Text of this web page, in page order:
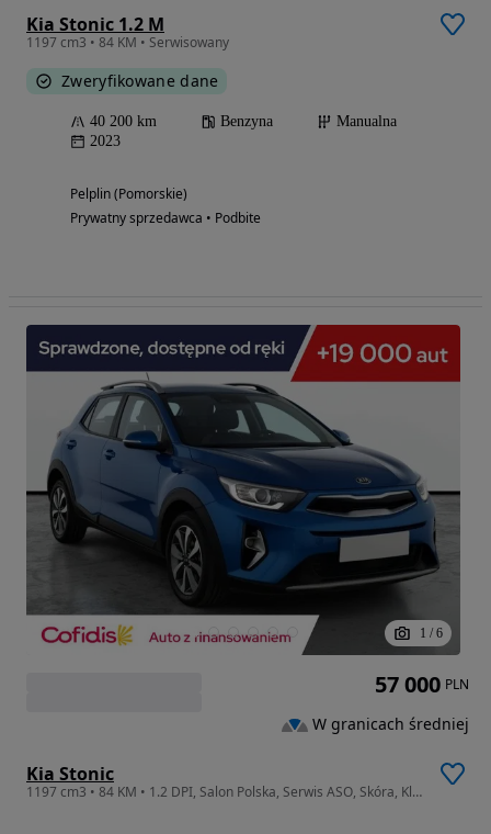
Kia Stonic 1.2 M
1197 cm3 • 84 KM • Serwisowany
Zweryfikowane dane
40 200 km Benzyna
Manualna
2023
Pelplin (Pomorskie)
Prywatny sprzedawca • Podbite
1 / 6
Kia Stonic
1197 cm3 • 84 KM • 1.2 DPI, Salon Polska, Serwis ASO, Skóra, Klimatronic, Tempomat,
57 000 PLN
W granicach średniej